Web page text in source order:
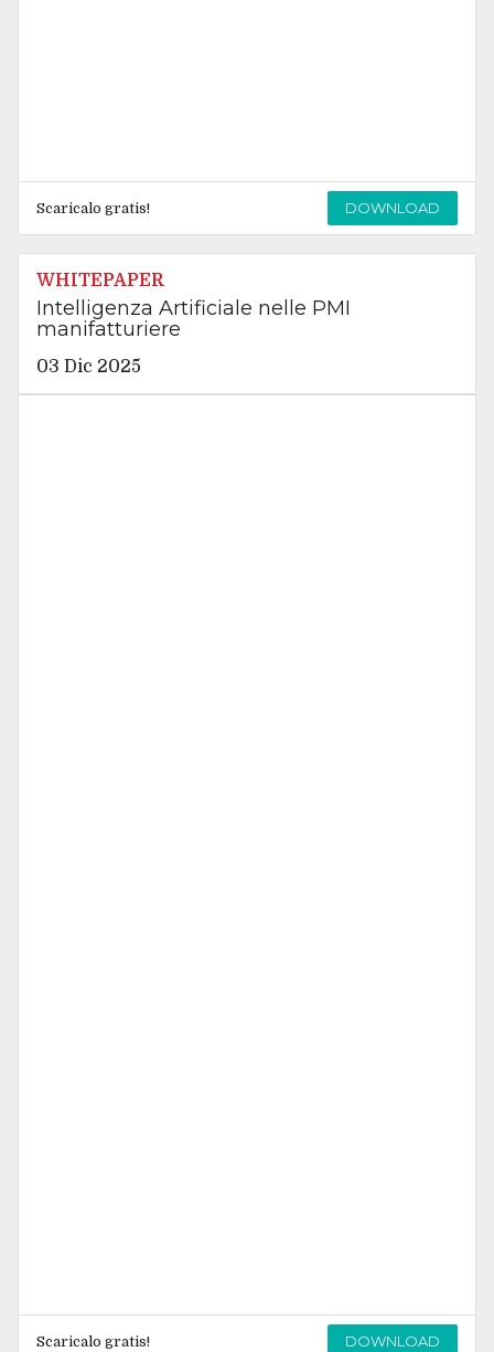
Scaricalo gratis! DOWNLOAD
WHITEPAPER
Intelligenza Artificiale nelle PMI
manifatturiere
03 Dic 2025
Scaricalo gratis! DOWNLOAD